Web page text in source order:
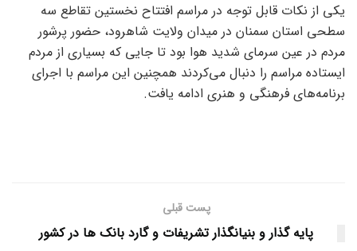
یکی از نکات قابل توجه در مراسم افتتاح نخستین تقاطع سه
سطحی استان سمنان در میدان ولایت شاهرود، حضور پرشور
مردم در عین سرمای شدید هوا بود تا جایی که بسیاری از مردم
ایستاده مراسم را دنبال می‌کردند همچنین این مراسم با اجرای
برنامه‌های فرهنگی و هنری ادامه یافت.
پست قبلی
پایه گذار و بنیانگذار تشریفات و گارد بانک ها در کشور